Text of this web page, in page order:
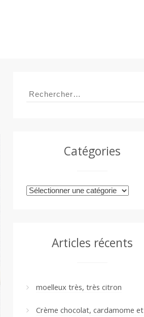
Rechercher :
Catégories
Catégories
Articles récents
moelleux très, très citron
Crème chocolat, cardamome et